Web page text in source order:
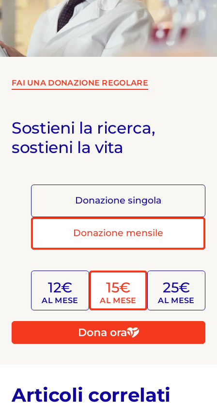
FAI UNA DONAZIONE REGOLARE
Sostieni la ricerca,
sostieni la vita
Donazione singola
Donazione mensile
12€
AL MESE
15€
AL MESE
25€
AL MESE
Dona ora
Articoli correlati